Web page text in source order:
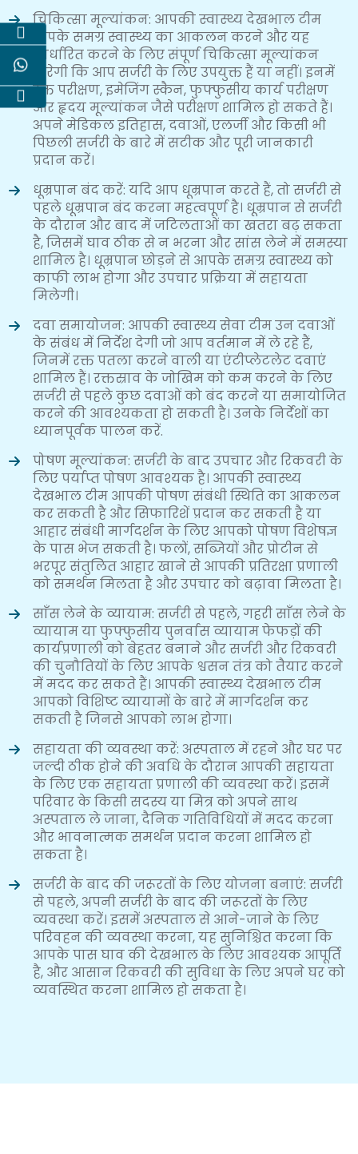
चिकित्सा मूल्यांकन: आपकी स्वास्थ्य देखभाल टीम
आपके समग्र स्वास्थ्य का आकलन करने और यह
निर्धारित करने के लिए संपूर्ण चिकित्सा मूल्यांकन
करेगी कि आप सर्जरी के लिए उपयुक्त हैं या नहीं। इनमें
रक्त परीक्षण, इमेजिंग स्कैन, फुफ्फुसीय कार्य परीक्षण
और हृदय मूल्यांकन जैसे परीक्षण शामिल हो सकते हैं।
अपने मेडिकल इतिहास, दवाओं, एलर्जी और किसी भी
पिछली सर्जरी के बारे में सटीक और पूरी जानकारी
प्रदान करें।
धूम्रपान बंद करें: यदि आप धूम्रपान करते हैं, तो सर्जरी से
पहले धूम्रपान बंद करना महत्वपूर्ण है। धूम्रपान से सर्जरी
के दौरान और बाद में जटिलताओं का खतरा बढ़ सकता
है, जिसमें घाव ठीक से न भरना और सांस लेने में समस्या
शामिल है। धूम्रपान छोड़ने से आपके समग्र स्वास्थ्य को
काफी लाभ होगा और उपचार प्रक्रिया में सहायता
मिलेगी।
दवा समायोजन: आपकी स्वास्थ्य सेवा टीम उन दवाओं
के संबंध में निर्देश देगी जो आप वर्तमान में ले रहे हैं,
जिनमें रक्त पतला करने वाली या एंटीप्लेटलेट दवाएं
शामिल हैं। रक्तस्राव के जोखिम को कम करने के लिए
सर्जरी से पहले कुछ दवाओं को बंद करने या समायोजित
करने की आवश्यकता हो सकती है। उनके निर्देशों का
ध्यानपूर्वक पालन करें.
पोषण मूल्यांकन: सर्जरी के बाद उपचार और रिकवरी के
लिए पर्याप्त पोषण आवश्यक है। आपकी स्वास्थ्य
देखभाल टीम आपकी पोषण संबंधी स्थिति का आकलन
कर सकती है और सिफारिशें प्रदान कर सकती है या
आहार संबंधी मार्गदर्शन के लिए आपको पोषण विशेषज्ञ
के पास भेज सकती है। फलों, सब्जियों और प्रोटीन से
भरपूर संतुलित आहार खाने से आपकी प्रतिरक्षा प्रणाली
को समर्थन मिलता है और उपचार को बढ़ावा मिलता है।
साँस लेने के व्यायाम: सर्जरी से पहले, गहरी साँस लेने के
व्यायाम या फुफ्फुसीय पुनर्वास व्यायाम फेफड़ों की
कार्यप्रणाली को बेहतर बनाने और सर्जरी और रिकवरी
की चुनौतियों के लिए आपके श्वसन तंत्र को तैयार करने
में मदद कर सकते हैं। आपकी स्वास्थ्य देखभाल टीम
आपको विशिष्ट व्यायामों के बारे में मार्गदर्शन कर
सकती है जिनसे आपको लाभ होगा।
सहायता की व्यवस्था करें: अस्पताल में रहने और घर पर
जल्दी ठीक होने की अवधि के दौरान आपकी सहायता
के लिए एक सहायता प्रणाली की व्यवस्था करें। इसमें
परिवार के किसी सदस्य या मित्र को अपने साथ
अस्पताल ले जाना, दैनिक गतिविधियों में मदद करना
और भावनात्मक समर्थन प्रदान करना शामिल हो
सकता है।
सर्जरी के बाद की जरूरतों के लिए योजना बनाएं: सर्जरी
से पहले, अपनी सर्जरी के बाद की जरूरतों के लिए
व्यवस्था करें। इसमें अस्पताल से आने-जाने के लिए
परिवहन की व्यवस्था करना, यह सुनिश्चित करना कि
आपके पास घाव की देखभाल के लिए आवश्यक आपूर्ति
है, और आसान रिकवरी की सुविधा के लिए अपने घर को
व्यवस्थित करना शामिल हो सकता है।